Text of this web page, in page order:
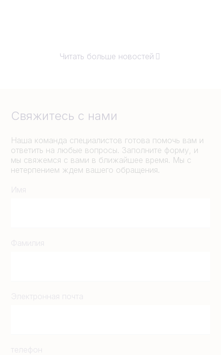
Читать больше новостей
Свяжитесь с нами
Наша команда специалистов готова помочь вам и
ответить на любые вопросы. Заполните форму, и
мы свяжемся с вами в ближайшее время. Мы с
нетерпением ждем вашего обращения.
Имя
Фамилия
Электронная почта
телефон